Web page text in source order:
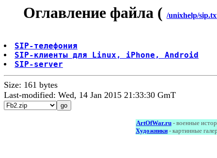
Оглавление файла ( /unixhelp/
SIP-телефония
SIP-клиeнты для Linux, iPhone, Android
SIP-server
Size: 161 bytes
Last-modified: Wed, 14 Jan 2015 21:33:30 GmT
ArtOfWar.ru - военные
Художники - картинные